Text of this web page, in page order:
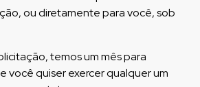
ou diretamente para você, sob
temos um mês para
você quiser exercer qualquer um